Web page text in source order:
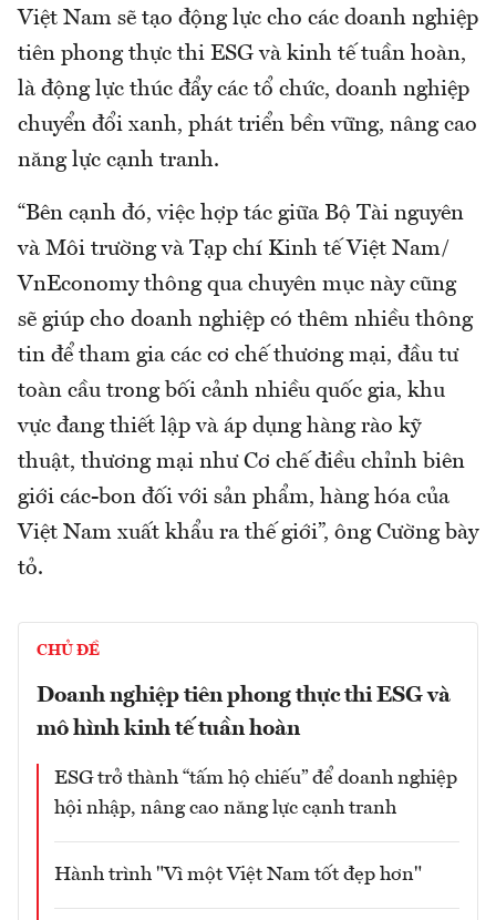
Việt Nam sẽ tạo động lực cho các doanh nghiệp
tiên phong thực thi ESG và kinh tế tuần hoàn,
là động lực thúc đẩy các tổ chức, doanh nghiệp
chuyển đổi xanh, phát triển bền vững, nâng cao
năng lực cạnh tranh.
“Bên cạnh đó, việc hợp tác giữa Bộ Tài nguyên
và Môi trường và Tạp chí Kinh tế Việt Nam/
VnEconomy thông qua chuyên mục này cũng
sẽ giúp cho doanh nghiệp có thêm nhiều thông
tin để tham gia các cơ chế thương mại, đầu tư
toàn cầu trong bối cảnh nhiều quốc gia, khu
vực đang thiết lập và áp dụng hàng rào kỹ
thuật, thương mại như Cơ chế điều chỉnh biên
giới các-bon đối với sản phẩm, hàng hóa của
Việt Nam xuất khẩu ra thế giới”, ông Cường bày
tỏ.
CHỦ ĐỀ
Doanh nghiệp tiên phong thực thi ESG và
mô hình kinh tế tuần hoàn
ESG trở thành “tấm hộ chiếu” để doanh nghiệp
hội nhập, nâng cao năng lực cạnh tranh
Hành trình "Vì một Việt Nam tốt đẹp hơn"